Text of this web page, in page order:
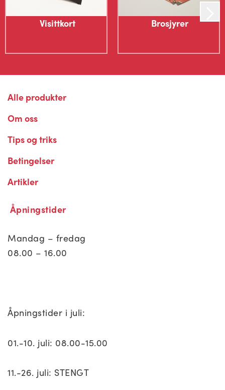
ønsker å bruke filene til annet formål må dette
avtales og vederlag bestemmes i hvert tilfelle. Filer
utleveres ikke til kunde uten at en slik avtale om
Visittkort Brosjyrer
Alle produkter
Om oss
Tips og triks
Betingelser
Artikler
Åpningstider
Mandag – fredag
08.00 – 16.00
Åpningstider i juli:
01.-10. juli: 08.00-15.00
11.-26. juli: STENGT